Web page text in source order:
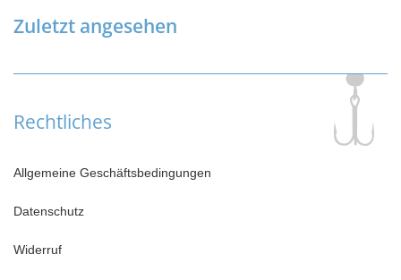
Zuletzt angesehen
Rechtliches
Allgemeine Geschäftsbedingungen
Datenschutz
Widerruf